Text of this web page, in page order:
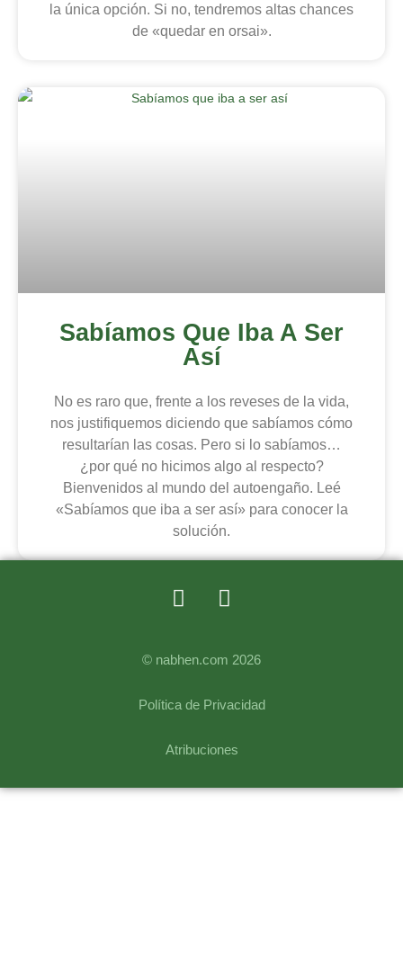
la única opción. Si no, tendremos altas chances
de «quedar en orsai».
Sabíamos Que Iba A Ser
Así
No es raro que, frente a los reveses de la vida,
nos justifiquemos diciendo que sabíamos cómo
resultarían las cosas. Pero si lo sabíamos…
¿por qué no hicimos algo al respecto?
Bienvenidos al mundo del autoengaño. Leé
«Sabíamos que iba a ser así» para conocer la
solución.
© nabhen.com 2026
Política de Privacidad
Atribuciones